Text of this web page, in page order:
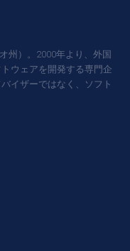
州）。2000年より、外国
ウェアを開発する専門企
イザーではなく、ソフト